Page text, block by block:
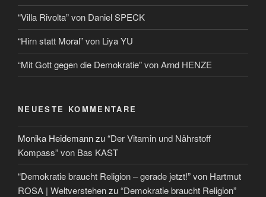
“Villa Rivolta” von Daniel SPECK
“Hirn statt Moral” von Liya YU
“Mit Gott gegen die Demokratie” von Arnd HENZE
NEUESTE KOMMENTARE
Monika Heidemannzu“Der Vitamin und Nährstoff
Kompass” von Bas KAST
“Demokratie braucht Religion – gerade jetzt!” von Hartmut
ROSA | Weltverstehenzu“Demokratie braucht Religion”